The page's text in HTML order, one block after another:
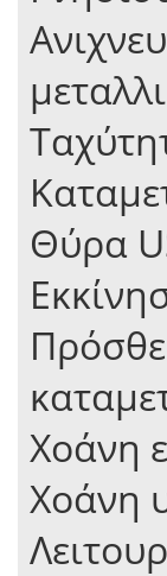
Θύρα
Χοάνη
Χοάνη